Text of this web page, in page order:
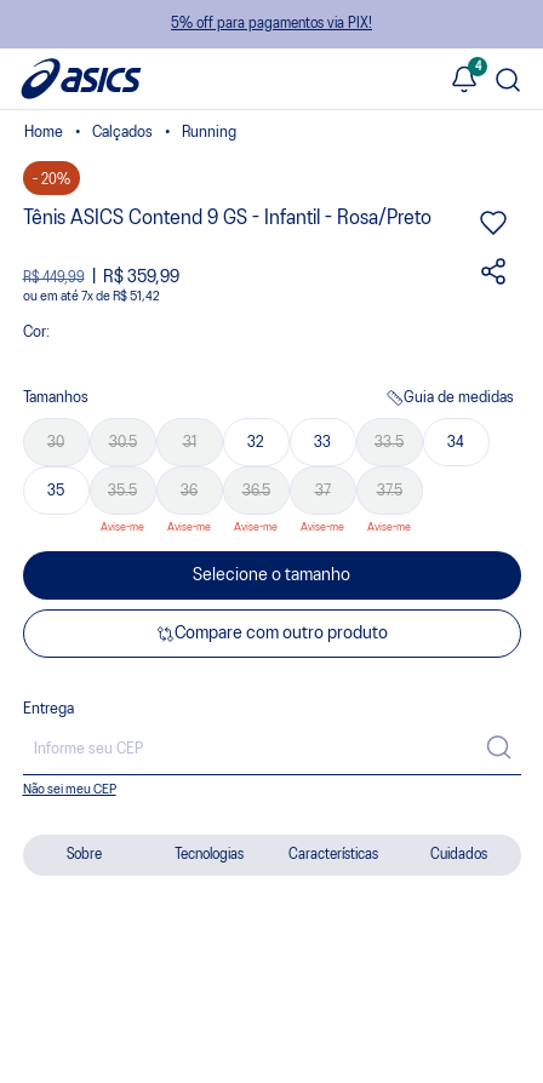
5% off para pagamentos via PIX!
4
Sobre Tecnologias Características Cuidados
Calçados Running
- 20%
Tênis ASICS Contend 9 GS - Infantil - Rosa/Preto
R$ 449,99 R$ 359,99
ou 7xde R$ 51,42
Cor:
Tamanhos Guia de medidas
30 30.5 31 32 33 33.5 34
35 35.5 36 36.5 37 37.5
Selecione o tamanho
Compare com outro produto
Entrega
Não sei meu CEP